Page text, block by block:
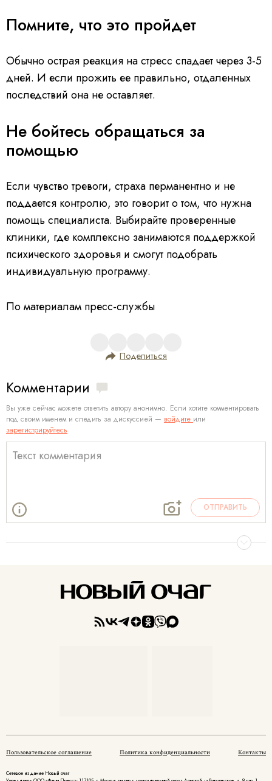
Помните, что это пройдет
Обычно острая реакция на стресс спадает через 3-5
дней. И если прожить ее правильно, отдаленных
последствий она не оставляет.
Не бойтесь обращаться за
помощью
Если чувство тревоги, страха перманентно и не
поддается контролю, это говорит о том, что нужна
помощь специалиста. Выбирайте проверенные
клиники, где комплексно занимаются поддержкой
психического здоровья и смогут подобрать
индивидуальную программу.
По материалам пресс-службы
Поделиться
Комментарии
Вы уже сейчас можете ответить автору анонимно. Если хотите комментировать
под своим именем и следить за дискуссией — войдите или
зарегистрируйтесь
ОТПРАВИТЬ
Пользовательское соглашение Политика конфиденциальности Контакты
Сетевое издание Новый очаг